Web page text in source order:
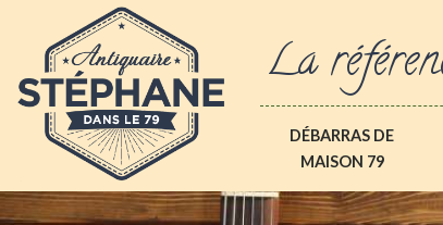
La
DÉBARRAS DE
MAISON 79